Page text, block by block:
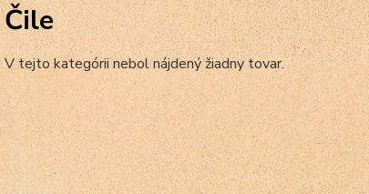
Čile
V tejto kategórii nebol nájdený žiadny tovar.